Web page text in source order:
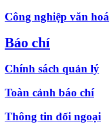
Công nghiệp văn hoá
Báo chí
Chính sách quản lý
Toàn cảnh báo chí
Thông tin đối ngoại